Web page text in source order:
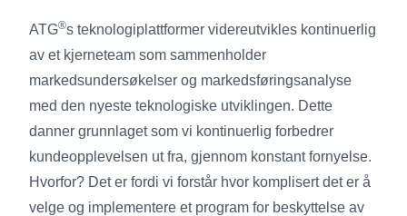
ATG®s teknologiplattformer videreutvikles kontinuerlig
av et kjerneteam som sammenholder
markedsundersøkelser og markedsføringsanalyse
med den nyeste teknologiske utviklingen. Dette
danner grunnlaget som vi kontinuerlig forbedrer
kundeopplevelsen ut fra, gjennom konstant fornyelse.
Hvorfor? Det er fordi vi forstår hvor komplisert det er å
velge og implementere et program for beskyttelse av